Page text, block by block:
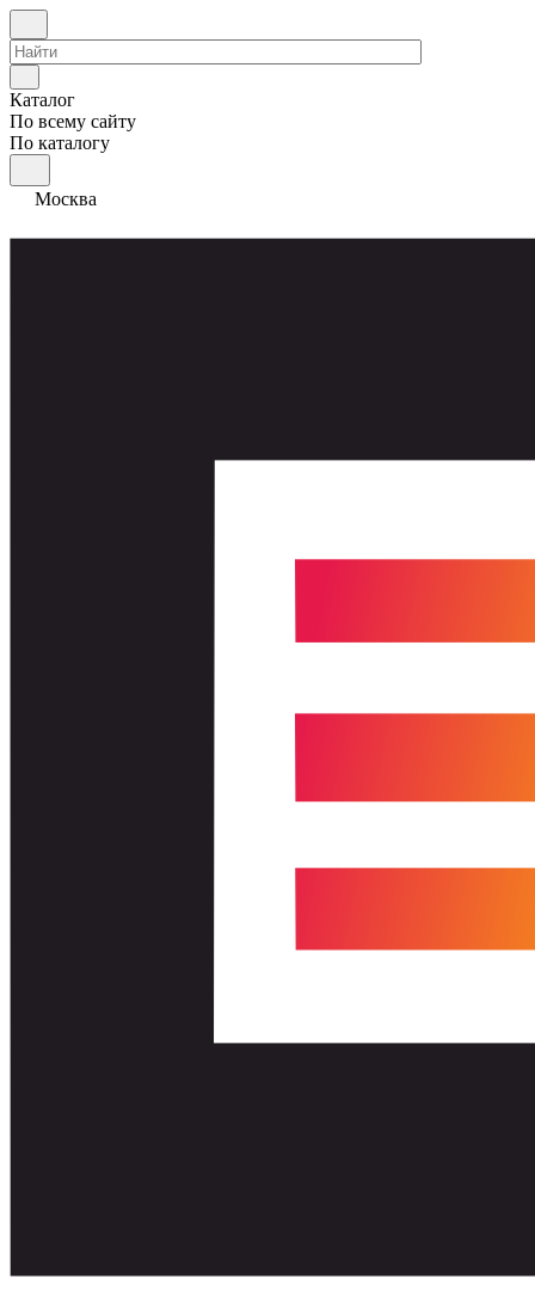
Каталог
По всему сайту
По каталогу
Москва